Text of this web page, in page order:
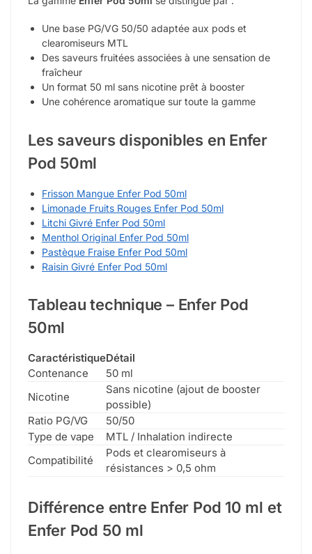
Une base PG/VG 50/50 adaptée aux pods et
clearomiseurs MTL
Des saveurs fruitées associées à une sensation de
fraîcheur
Un format 50 ml sans nicotine prêt à booster
Une cohérence aromatique sur toute la gamme
Les saveurs disponibles en Enfer
Pod 50ml
Frisson Mangue Enfer Pod 50ml
Limonade Fruits Rouges Enfer Pod 50ml
Litchi Givré Enfer Pod 50ml
Menthol Original Enfer Pod 50ml
Pastèque Fraise Enfer Pod 50ml
Raisin Givré Enfer Pod 50ml
Tableau technique – Enfer Pod
50ml
CaractéristiqueDétail
Contenance
50 ml
Nicotine
Sans nicotine (ajout de booster
possible)
Ratio PG/VG
50/50
Type de vape
MTL / Inhalation indirecte
Compatibilité
Pods et clearomiseurs à
résistances > 0,5 ohm
Différence entre Enfer Pod 10 ml et
Enfer Pod 50 ml